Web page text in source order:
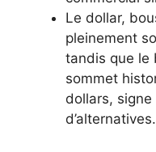
Le dollar,
pleinement
tandis que le
sommet
dollars, signe
d’alternatives.